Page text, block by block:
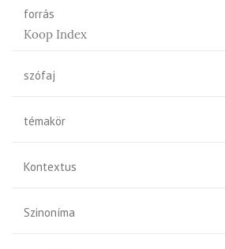
forrás
Koop Index
szófaj
témakör
Kontextus
Szinoníma